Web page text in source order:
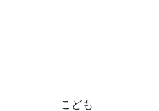
こども